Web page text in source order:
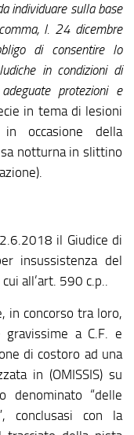
individuare sulla base
l. 24 dicembre
di consentire lo
in condizioni di
protezioni e
in tema di lesioni
in occasione della
notturna in slittino
il Giudice di
insussistenza del
all’art. 590 c.p..
in concorso tra loro,
gravissime a C.F. e
di costoro ad una
in (OMISSIS) su
denominato “delle
conclusasi con la